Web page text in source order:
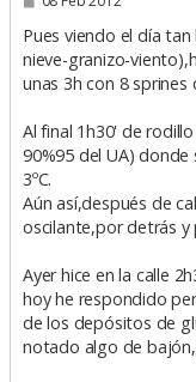
n
a
j
Pues viendo el día
nieve-granizo-
unas 3h con 8 sprines
Al final 1h30' de
90%95 del UA) donde
3ºC.
Aún así,después de
oscilante,por detrás y
Ayer hice en la calle
hoy he respondido
de los depósitos de
notado algo de